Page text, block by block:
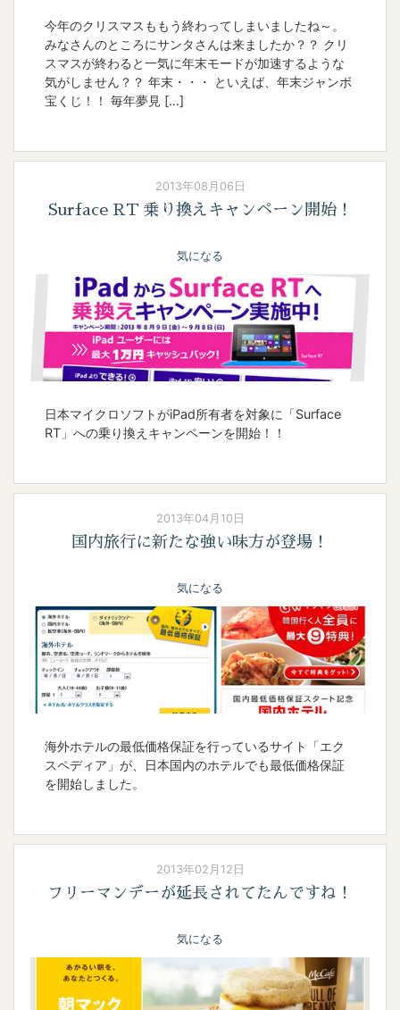
今年のクリスマスももう終わってしまいましたね～。
みなさんのところにサンタさんは来ましたか？？ クリ
スマスが終わると一気に年末モードが加速するような
気がしません？？ 年末・・・ といえば、年末ジャンボ
宝くじ！！ 毎年夢見 […]
2013年08月06日
Surface RT 乗り換えキャンペーン開始！
気になる
日本マイクロソフトがiPad所有者を対象に「Surface
RT」への乗り換えキャンペーンを開始！！
2013年04月10日
国内旅行に新たな強い味方が登場！
気になる
海外ホテルの最低価格保証を行っているサイト「エク
スペディア」が、日本国内のホテルでも最低価格保証
を開始しました。
2013年02月12日
フリーマンデーが延長されてたんですね！
気になる